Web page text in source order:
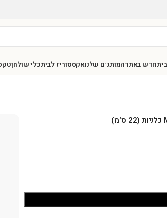
חדש באתרהמותגים שלנואקססוריז לביתכלי שולחן